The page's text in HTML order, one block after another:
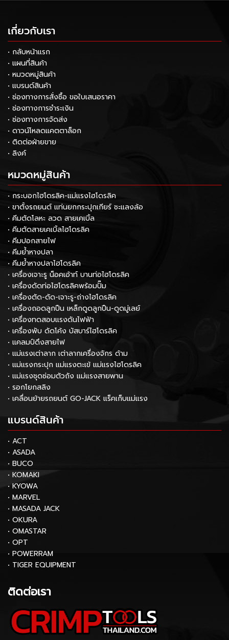
เกี่ยวกับเรา
• กลับหน้าแรก
• แผนที่สินค้า
• หมวดหมู่สินค้า
• แบรนด์สินค้า
• ช่องทางการสั่งซื้อ ขอใบเสนอราคา
• ช่องทางการชำระเงิน
• ช่องทางการจัดส่ง
• ดาวน์โหลดแคตตาล็อก
• ติดต่อฝ่ายขาย
• ลิงค์
หมวดหมู่สินค้า
• กระบอกไฮโดรลิค-แม่แรงไฮโดรลิค
• ขาตั้งรถยนต์ แท่นยกกระปุกเกียร์ ชะแลงล้อ
• คีมตัดโลหะ ลวด สายเคเบิ้ล
• คีมตัดสายเคเบิ้ลไฮโดรลิค
• คีมปอกสายไฟ
• คีมย้ำหางปลา
• คีมย้ำหางปลาไฮโดรลิค
• เครื่องเจาะรู น็อคเอ้าท์ บานท่อไฮโดรลิค
• เครื่องดัดท่อไฮโดรลิคพร้อมปั๊ม
• เครื่องตัด-ดัด-เจาะรู-ถ่างไฮโดรลิค
• เครื่องถอดลูกปืน เหล็กดูดลูกปืน-ดูดมู่เลย์
• เครื่องทดสอบแรงดันไฟฟ้า
• เครื่องพับ ดัดโค้ง บัสบาร์ไฮโดรลิค
• แคลมป์ดึงสายไฟ
• แม่แรงเต่าลาก เต่าลากเครื่องจักร ด้าม
• แม่แรงกระปุก แม่แรงตะเข้ แม่แรงไฮโดรลิค
• แม่แรงชุดซ่อมตัวถัง แม่แรงสายพาน
• รอกโยกสลิง
• เคลื่อนย้ายรถยนต์ GO-JACK แร็คเก็บแม่แรง
แบรนด์สินค้า
• ACT
• ASADA
• BUCO
• KOMAKI
• KYOWA
• MARVEL
• MASADA JACK
• OKURA
• OMASTAR
• OPT
• POWERRAM
• TIGER EQUIPMENT
ติดต่อเรา